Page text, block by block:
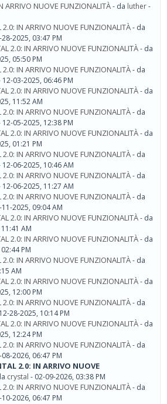
ARRIVO NUOVE FUNZIONALITÀ- da luther-
2.0: IN ARRIVO NUOVE FUNZIONALITÀ- da
2025, 03:47 PM
2.0: IN ARRIVO NUOVE FUNZIONALITÀ- da
05:50 PM
2.0: IN ARRIVO NUOVE FUNZIONALITÀ- da
12-03-2025, 06:46 PM
2.0: IN ARRIVO NUOVE FUNZIONALITÀ- da
11:52 AM
2.0: IN ARRIVO NUOVE FUNZIONALITÀ- da
12-05-2025, 12:38 PM
2.0: IN ARRIVO NUOVE FUNZIONALITÀ- da
01:21 PM
2.0: IN ARRIVO NUOVE FUNZIONALITÀ- da
12-06-2025, 10:46 AM
2.0: IN ARRIVO NUOVE FUNZIONALITÀ- da
12-06-2025, 11:27 AM
2.0: IN ARRIVO NUOVE FUNZIONALITÀ- da
2025, 09:04 AM
2.0: IN ARRIVO NUOVE FUNZIONALITÀ- da
AM
2.0: IN ARRIVO NUOVE FUNZIONALITÀ- da
PM
2.0: IN ARRIVO NUOVE FUNZIONALITÀ- da
AM
2.0: IN ARRIVO NUOVE FUNZIONALITÀ- da
12:00 PM
2.0: IN ARRIVO NUOVE FUNZIONALITÀ- da
28-2025, 10:14 PM
2.0: IN ARRIVO NUOVE FUNZIONALITÀ- da
12:24 PM
2.0: IN ARRIVO NUOVE FUNZIONALITÀ- da
2026, 06:47 PM
2.0: IN ARRIVO NUOVE
crystal - 02-09-2026, 03:38 PM
2.0: IN ARRIVO NUOVE FUNZIONALITÀ- da
2026, 06:47 PM